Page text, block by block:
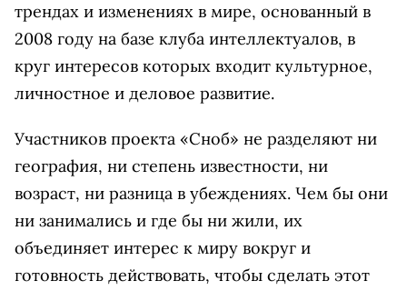
трендах и изменениях в мире, основанный в
2008 году на базе клуба интеллектуалов, в
круг интересов которых входит культурное,
личностное и деловое развитие.
Участников проекта «Сноб» не разделяют ни
география, ни степень известности, ни
возраст, ни разница в убеждениях. Чем бы они
ни занимались и где бы ни жили, их
объединяет интерес к миру вокруг и
готовность действовать, чтобы сделать этот